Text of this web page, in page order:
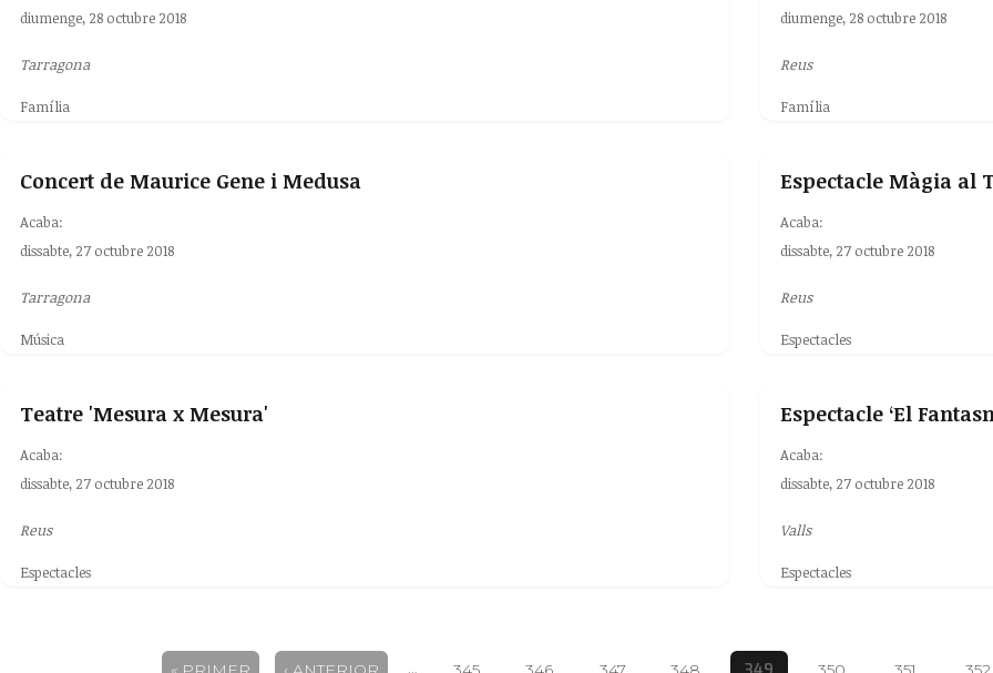
diumenge, 28 octubre 2018
Tarragona
Família
diumenge, 28 octubre 2018
Reus
Família
Concert de Maurice Gene i Medusa
Acaba:
dissabte, 27 octubre 2018
Tarragona
Música
Espectacle Màgia al
Acaba:
dissabte, 27 octubre 2018
Reus
Espectacles
Teatre 'Mesura x Mesura'
Acaba:
dissabte, 27 octubre 2018
Reus
Espectacles
Espectacle ‘El
Acaba:
dissabte, 27 octubre 2018
Valls
Espectacles
…